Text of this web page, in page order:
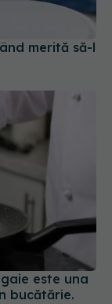
merită să-l
este una
bucătărie.